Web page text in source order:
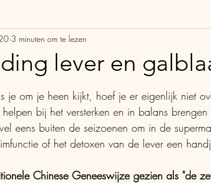
Inzicht Meridianen
lever en
3 minuten om te lezen
5 sterren.
je om je heen kijkt, hoef je er eigenlijk niet
bij het versterken en in balans
eens buiten de seizoenen om in de
of het detoxen van de lever een
Chinese Geneeswijze gezien als "de